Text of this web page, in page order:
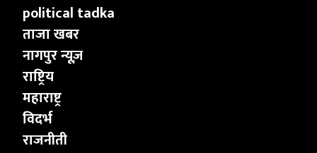
political tadka
ताजा खबर
नागपुर न्यूज़
राष्ट्रिय
महाराष्ट्र
विदर्भ
राजनीती